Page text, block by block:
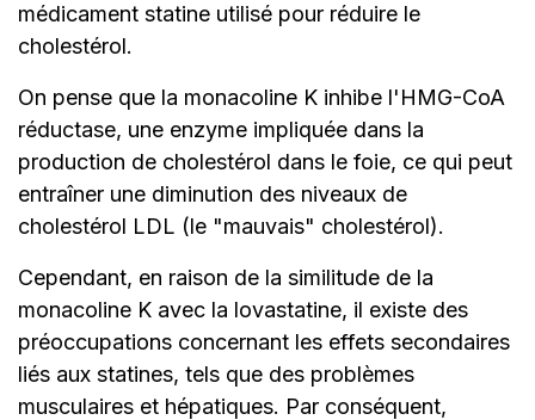
médicament statine utilisé pour réduire le
cholestérol.
On pense que la monacoline K inhibe l'HMG-CoA
réductase, une enzyme impliquée dans la
production de cholestérol dans le foie, ce qui peut
entraîner une diminution des niveaux de
cholestérol LDL (le "mauvais" cholestérol).
Cependant, en raison de la similitude de la
monacoline K avec la lovastatine, il existe des
préoccupations concernant les effets secondaires
liés aux statines, tels que des problèmes
musculaires et hépatiques. Par conséquent,